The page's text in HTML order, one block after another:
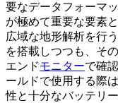
要なデータフォーマ
が極めて重要な要素
広域な地形解析を行
を搭載しつつも、そ
エンドモニターで確
ールドで使用する際
性と十分なバッテリ